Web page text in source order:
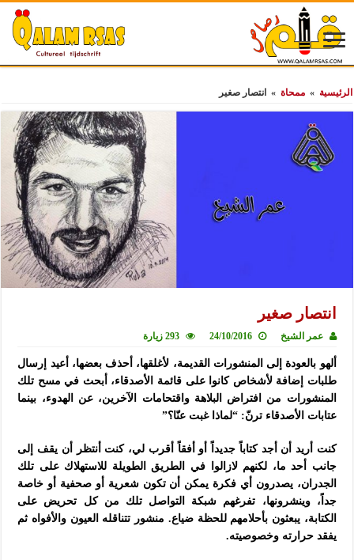
الرئيسية » ممحاة » انتصار صغير
انتصار صغير
عمر الشيخ 24/10/2016 293 زيارة
ألهو بالعودة إلى المنشورات القديمة، لأغلقها، أحذف بعضها، أعيد إرسال
طلبات إضافة لأشخاص كانوا على قائمة الأصدقاء، أبحث في مسح تلك
المنشورات من افتراض البلاهة واقتحامات الآخرين، عن الهدوء، بينما
عتابات الأصدقاء ترنّ: “لماذا غبت عنّا؟”
كنت أريد أن أجد كتاباً جديداً أو أفقاً أقرب لي، كنت أنتظر أن يقف إلى
جانب أحد ما، لكنهم لازالوا في الطريق الطويلة للاستهلاك على تلك
الجدران، يصدرون أي فكرة يمكن أن تكون شعرية أو صحفية أو خاصة
جداً، وينشرونها، تفرغهم شبكة التواصل تلك من كل تحريض على
الكتابة، يبعثون بأحلامهم للحظة ضياع. منشور تتناقله العيون والأفواه ثم
يفقد حرارته وخصوصيته.